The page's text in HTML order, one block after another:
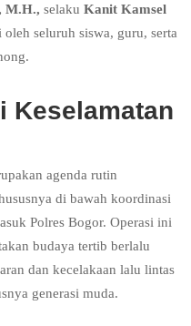
M.H., selaku Kanit Kamsel
seluruh siswa, guru, serta
Keselamatan
agenda rutin
di bawah koordinasi
Polres Bogor. Operasi ini
budaya tertib berlalu
dan kecelakaan lalu lintas
generasi muda.